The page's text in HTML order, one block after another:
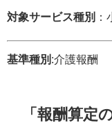
対象サービス種別
基準種別 :介護報酬
「報酬算定